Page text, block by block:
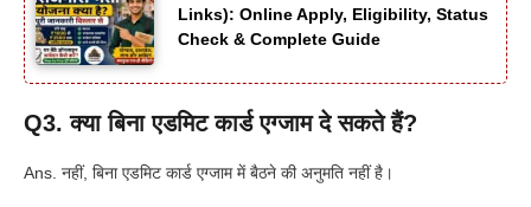
Links): Online Apply, Eligibility, Status
Check & Complete Guide
Q3. क्या बिना एडमिट कार्ड एग्जाम दे सकते हैं?
Ans. नहीं, बिना एडमिट कार्ड एग्जाम में बैठने की अनुमति नहीं है।